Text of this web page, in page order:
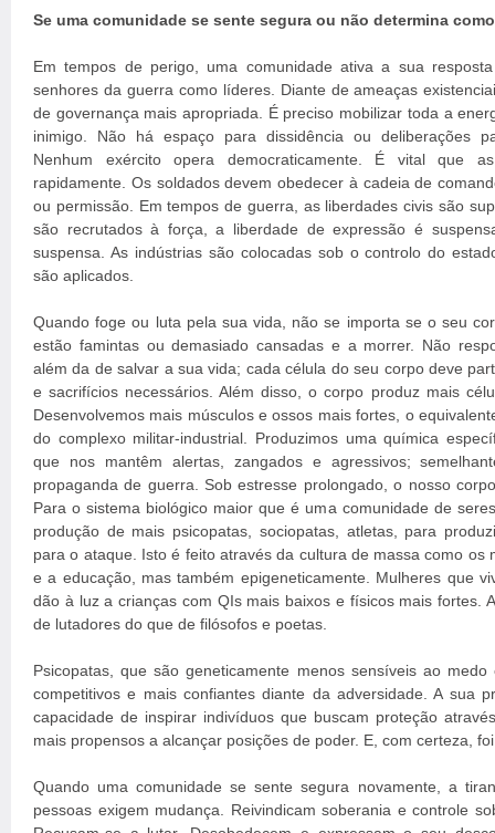
Se uma comunidade se sente segura ou não determina
Em tempos de perigo, uma comunidade ativa a sua
senhores da guerra como líderes. Diante de ameaças
de governança mais apropriada. É preciso mobilizar toda a
inimigo. Não há espaço para dissidência ou deliberações
Nenhum exército opera democraticamente. É vital que
rapidamente. Os soldados devem obedecer à cadeia de
ou permissão. Em tempos de guerra, as liberdades civis são
são recrutados à força, a liberdade de expressão é
suspensa. As indústrias são colocadas sob o controlo do
são aplicados.
Quando foge ou luta pela sua vida, não se importa se o seu
estão famintas ou demasiado cansadas e a morrer. Não
além da de salvar a sua vida; cada célula do seu corpo deve
e sacrifícios necessários. Além disso, o corpo produz mais
Desenvolvemos mais músculos e ossos mais fortes, o
do complexo militar-industrial. Produzimos uma química
que nos mantêm alertas, zangados e agressivos;
propaganda de guerra. Sob estresse prolongado, o nosso
Para o sistema biológico maior que é uma comunidade de
produção de mais psicopatas, sociopatas, atletas, para
para o ataque. Isto é feito através da cultura de massa como os
e a educação, mas também epigeneticamente. Mulheres que
dão à luz a crianças com QIs mais baixos e físicos mais fortes.
de lutadores do que de filósofos e poetas.
Psicopatas, que são geneticamente menos sensíveis ao
competitivos e mais confiantes diante da adversidade. A sua
capacidade de inspirar indivíduos que buscam proteção
mais propensos a alcançar posições de poder. E, com certeza,
Quando uma comunidade se sente segura novamente, a
pessoas exigem mudança. Reivindicam soberania e controle